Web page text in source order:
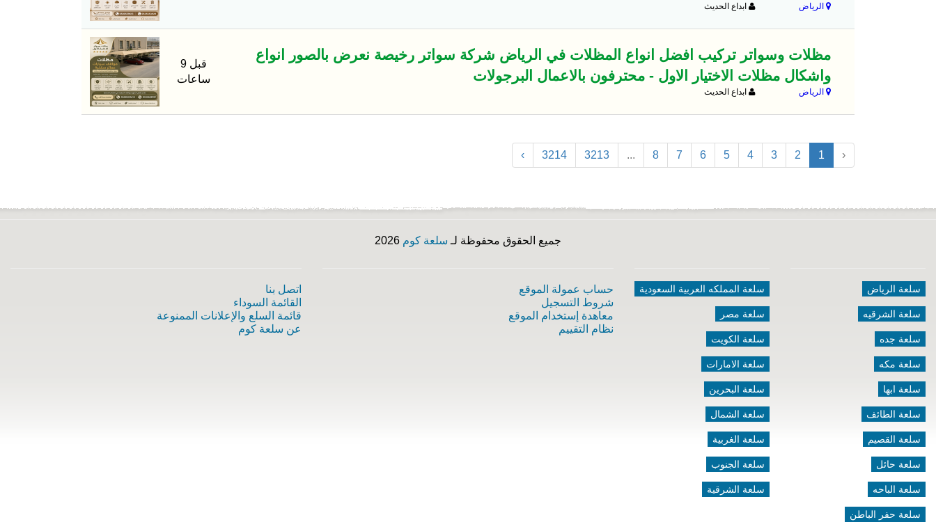
الرياض ابداع الحديث
مظلات وسواتر تركيب افضل انواع المظلات في الرياض شركة سواتر رخيصة نعرض بالصور انواع
واشكال مظلات الاختيار الاول - محترفون بالاعمال البرجولات
الرياض ابداع الحديث
قبل 9
ساعات
‹
1
2
3
4
5
6
7
8
...
3213
3214
›
جميع الحقوق محفوظة لـ سلعة كوم
سلعة الرياض
سلعة الشرقيه
سلعة جده
سلعة مكه
سلعة ابها
سلعة الطائف
سلعة القصيم
سلعة حائل
سلعة الباحه
سلعة حفر الباطن
سلعة المملكه العربية السعودية
سلعة مصر
سلعة الكويت
سلعة الامارات
سلعة البحرين
سلعة الشمال
سلعة الغربية
سلعة الجنوب
سلعة الشرقية
حساب عمولة الموقع
شروط التسجيل
معاهدة إستخدام الموقع
نظام التقييم
اتصل بنا
القائمة السوداء
قائمة السلع والإعلانات الممنوعة
عن سلعة كوم